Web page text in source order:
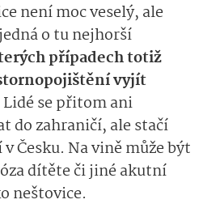
není moc veselý, ale
o tu nejhorší
případech totiž
vyjít
Lidé se přitom ani
do zahraničí, ale stačí
Česku. Na vině může být
dítěte či jiné akutní
neštovice.